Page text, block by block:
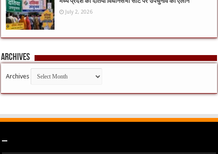
July 2, 2026
Archives
Archives
–